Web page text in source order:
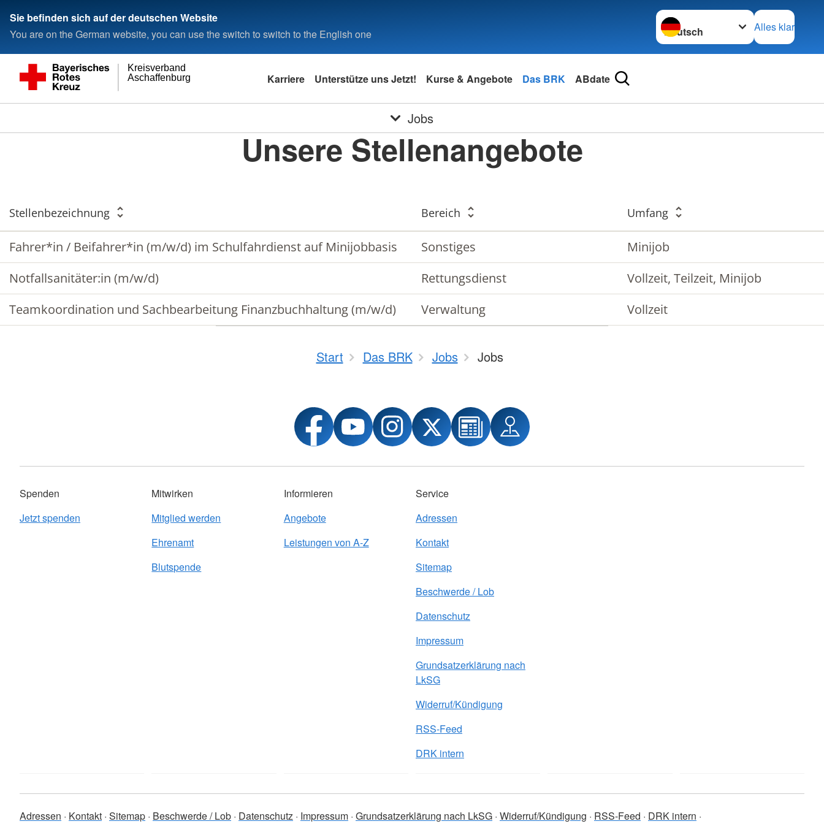
Sie befinden sich auf der deutschen Website
You are on the German website, you can use the switch to switch to the English one
Sprache wechseln zu
Alles klar
Aschaffenburg
Kreisverband
Karriere Unterstütze uns Jetzt! Kurse & Angebote Das BRK ABdate
Jobs
Unsere Stellenangebote
Stellenbezeichnung Bereich Umfang
Fahrer*in / Beifahrer*in (m/w/d) im Schulfahrdienst auf Minijobbasis Sonstiges
Minijob
Notfallsanitäter:in (m/w/d)
Rettungsdienst
Vollzeit, Teilzeit, Minijob
Teamkoordination und Sachbearbeitung Finanzbuchhaltung (m/w/d)
Verwaltung Vollzeit
Start Das BRK Jobs Jobs
Spenden
Jetzt spenden
Mitwirken
Mitglied werden
Ehrenamt
Blutspende
Informieren
Angebote
Leistungen von A-Z
Service
Adressen
Kontakt
Sitemap
Beschwerde / Lob
Datenschutz
Impressum
Grundsatzerklärung nach
LkSG
Widerruf/Kündigung
RSS-Feed
DRK intern
Adressen Kontakt Sitemap Beschwerde / Lob Datenschutz Impressum Grundsatzerklärung nach LkSG Widerruf/Kündigung RSS-Feed
DRK intern